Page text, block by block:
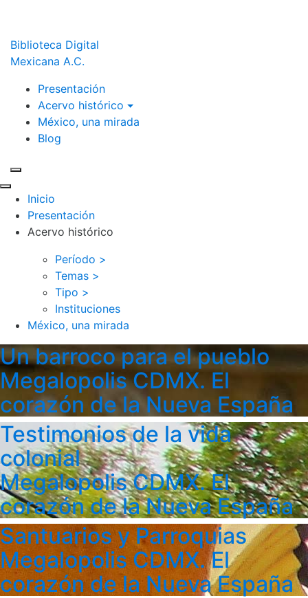
Biblioteca Digital
Mexicana A.C.
Presentación
Acervo histórico
México, una mirada
Blog
Inicio
Presentación
Acervo histórico
Período >
Temas >
Tipo >
Instituciones
México, una mirada
Un barroco para el pueblo
Megalopolis CDMX. El
corazón de la Nueva España
Testimonios de la vida
colonial
Megalopolis CDMX. El
corazón de la Nueva España
Santuarios y Parroquias
Megalopolis CDMX. El
corazón de la Nueva España